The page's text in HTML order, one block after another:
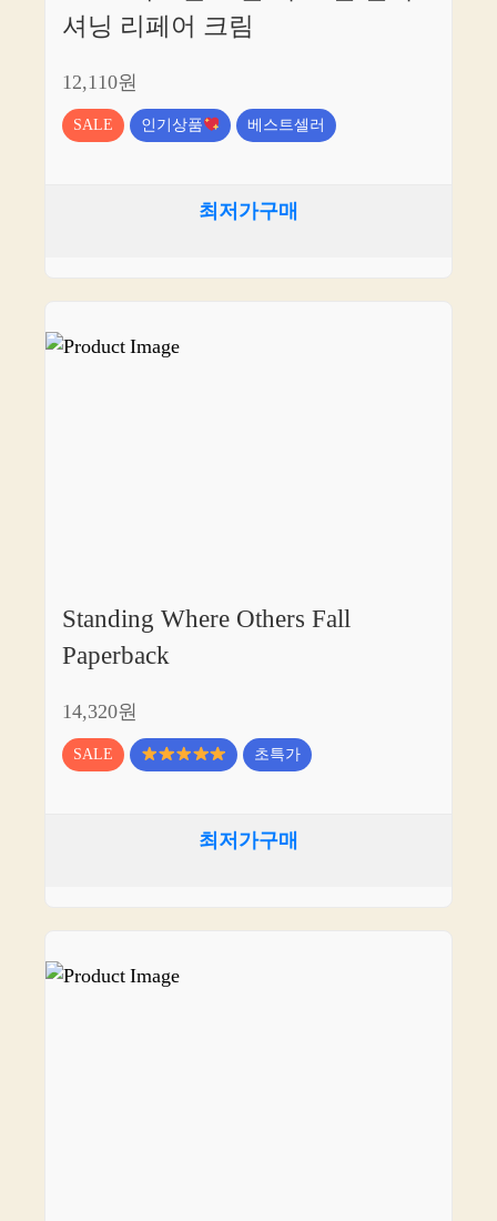
셔닝 리페어 크림
12,110원
SALE 인기상품 베스트셀러
최저가구매
Standing Where Others Fall
Paperback
14,320원
SALE 초특가
최저가구매